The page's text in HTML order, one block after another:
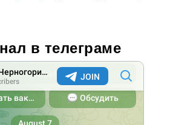
в телеграме